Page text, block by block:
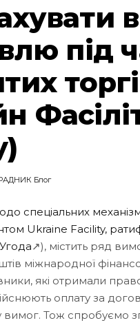
під
Блог
спеціальних
Ukraine Facility,
Угода↗), містить ряд
міжнародної
які отримали
оплату за
Тож спробуємо